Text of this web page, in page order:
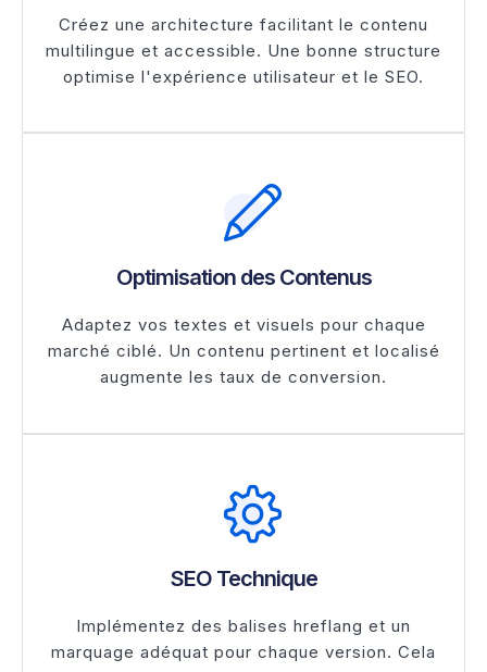
Créez une architecture facilitant le contenu
multilingue et accessible. Une bonne structure
optimise l'expérience utilisateur et le SEO.
Optimisation des Contenus
Adaptez vos textes et visuels pour chaque
marché ciblé. Un contenu pertinent et localisé
augmente les taux de conversion.
SEO Technique
Implémentez des balises hreflang et un
marquage adéquat pour chaque version. Cela